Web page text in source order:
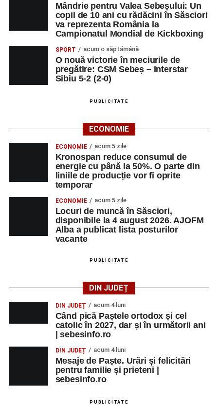
Mândrie pentru Valea Sebeșului: Un
copil de 10 ani cu rădăcini în Săsciori
va reprezenta România la
Campionatul Mondial de Kickboxing
SPORT acum o săptămână
O nouă victorie în meciurile de
pregătire: CSM Sebeș – Interstar
Sibiu 5-2 (2-0)
PUBLICITATE
ECONOMIE
ECONOMIE acum 5 zile
Kronospan reduce consumul de
energie cu până la 50%. O parte din
liniile de producție vor fi oprite
temporar
ECONOMIE acum 5 zile
Locuri de muncă în Săsciori,
disponibile la 4 august 2026. AJOFM
Alba a publicat lista posturilor
vacante
PUBLICITATE
DIN JUDEȚ
DIN JUDEȚ acum 4 luni
Când pică Paștele ortodox și cel
catolic în 2027, dar și în următorii ani
| sebesinfo.ro
DIN JUDEȚ acum 4 luni
Mesaje de Paște. Urări și felicitări
pentru familie și prieteni |
sebesinfo.ro
PUBLICITATE